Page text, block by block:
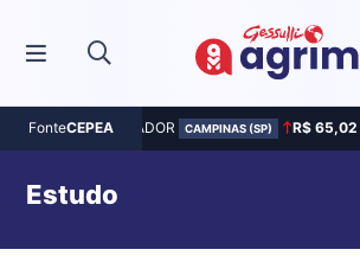
FonteCEPEA
MILHO - INDICADOR CAMPINAS (SP) R$ 65,02
Estudo